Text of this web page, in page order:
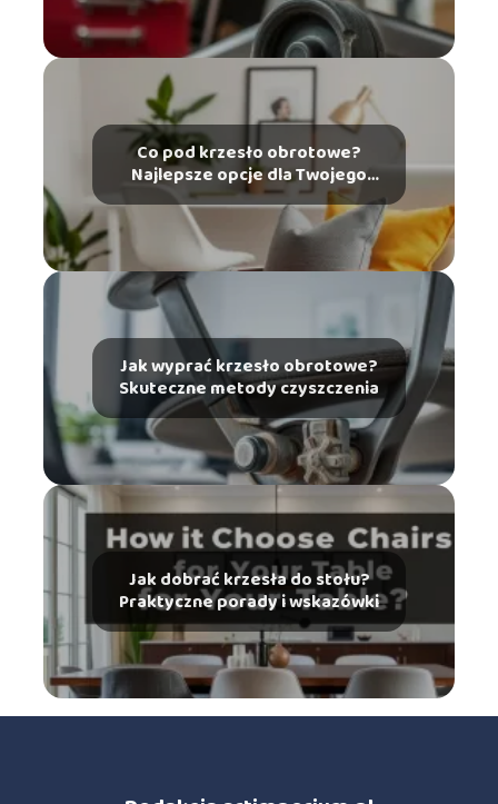
Co pod krzesło obrotowe?
Najlepsze opcje dla Twojego
wnętrza
Jak wyprać krzesło obrotowe?
Skuteczne metody czyszczenia
Jak dobrać krzesła do stołu?
Praktyczne porady i wskazówki